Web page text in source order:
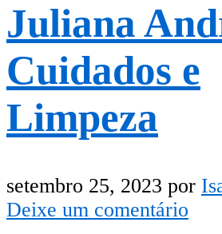
Juliana
Cuidados e
Limpeza
setembro 25, 2023 por
Deixe um comentário